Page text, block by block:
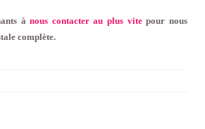
ànous contacter au plus vitepour nous
complète.